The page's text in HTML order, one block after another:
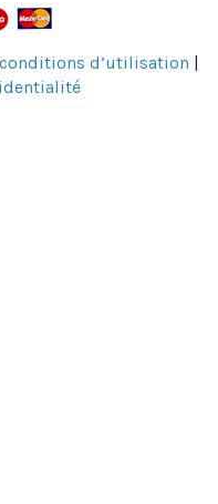
d’utilisation |